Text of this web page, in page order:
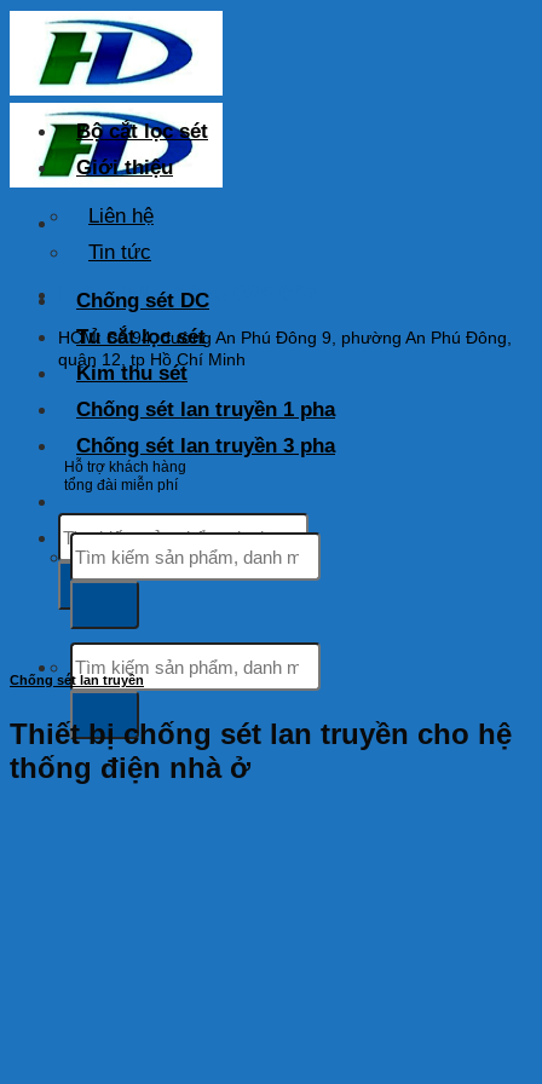
Skip
content
HOTLINE: 0925 038 097
HCM: Số 94, đường An Phú Đông 9, phường An Phú Đông,
quận 12, tp Hồ Chí Minh
Hỗ trợ khách hàng
tổng đài miễn phí
Tìm
kiếm:
Tìm
kiếm:
Bộ cắt lọc sét
Giới thiệu
Liên hệ
Tin tức
Chống sét DC
Tủ cắt lọc sét
Kim thu sét
Chống sét lan truyền 1 pha
Chống sét lan truyền 3 pha
Tìm
kiếm:
Chống sét lan truyền
Thiết bị chống sét lan truyền cho hệ
thống điện nhà ở